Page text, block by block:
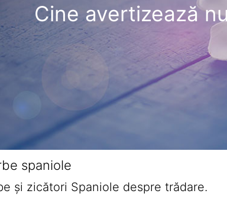
Cine avertizează
spaniole
și zicători Spaniole despre trădare.